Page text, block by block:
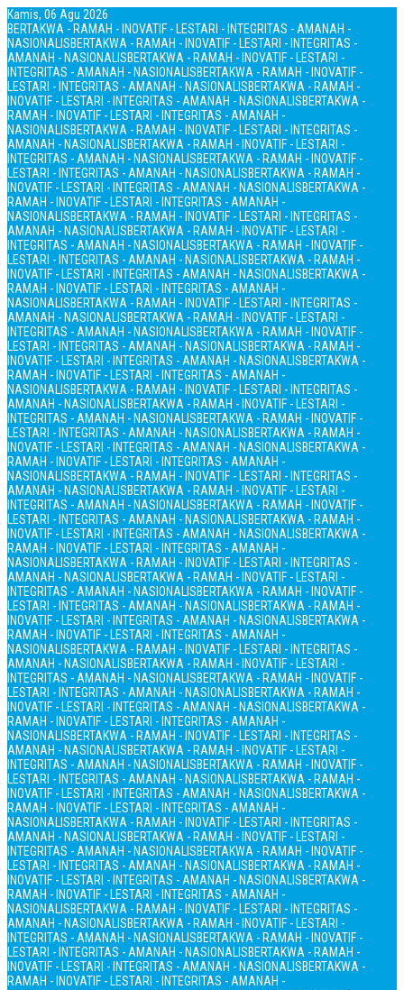
Kamis, 06 Agu 2026
BERTAKWA - RAMAH - INOVATIF - LESTARI - INTEGRITAS - AMANAH -
NASIONALISBERTAKWA - RAMAH - INOVATIF - LESTARI - INTEGRITAS -
AMANAH - NASIONALISBERTAKWA - RAMAH - INOVATIF - LESTARI -
INTEGRITAS - AMANAH - NASIONALISBERTAKWA - RAMAH - INOVATIF -
LESTARI - INTEGRITAS - AMANAH - NASIONALISBERTAKWA - RAMAH -
INOVATIF - LESTARI - INTEGRITAS - AMANAH - NASIONALISBERTAKWA -
RAMAH - INOVATIF - LESTARI - INTEGRITAS - AMANAH -
NASIONALISBERTAKWA - RAMAH - INOVATIF - LESTARI - INTEGRITAS -
AMANAH - NASIONALISBERTAKWA - RAMAH - INOVATIF - LESTARI -
INTEGRITAS - AMANAH - NASIONALISBERTAKWA - RAMAH - INOVATIF -
LESTARI - INTEGRITAS - AMANAH - NASIONALISBERTAKWA - RAMAH -
INOVATIF - LESTARI - INTEGRITAS - AMANAH - NASIONALISBERTAKWA -
RAMAH - INOVATIF - LESTARI - INTEGRITAS - AMANAH -
NASIONALISBERTAKWA - RAMAH - INOVATIF - LESTARI - INTEGRITAS -
AMANAH - NASIONALISBERTAKWA - RAMAH - INOVATIF - LESTARI -
INTEGRITAS - AMANAH - NASIONALISBERTAKWA - RAMAH - INOVATIF -
LESTARI - INTEGRITAS - AMANAH - NASIONALISBERTAKWA - RAMAH -
INOVATIF - LESTARI - INTEGRITAS - AMANAH - NASIONALISBERTAKWA -
RAMAH - INOVATIF - LESTARI - INTEGRITAS - AMANAH -
NASIONALISBERTAKWA - RAMAH - INOVATIF - LESTARI - INTEGRITAS -
AMANAH - NASIONALISBERTAKWA - RAMAH - INOVATIF - LESTARI -
INTEGRITAS - AMANAH - NASIONALISBERTAKWA - RAMAH - INOVATIF -
LESTARI - INTEGRITAS - AMANAH - NASIONALISBERTAKWA - RAMAH -
INOVATIF - LESTARI - INTEGRITAS - AMANAH - NASIONALISBERTAKWA -
RAMAH - INOVATIF - LESTARI - INTEGRITAS - AMANAH -
NASIONALISBERTAKWA - RAMAH - INOVATIF - LESTARI - INTEGRITAS -
AMANAH - NASIONALISBERTAKWA - RAMAH - INOVATIF - LESTARI -
INTEGRITAS - AMANAH - NASIONALISBERTAKWA - RAMAH - INOVATIF -
LESTARI - INTEGRITAS - AMANAH - NASIONALISBERTAKWA - RAMAH -
INOVATIF - LESTARI - INTEGRITAS - AMANAH - NASIONALISBERTAKWA -
RAMAH - INOVATIF - LESTARI - INTEGRITAS - AMANAH -
NASIONALISBERTAKWA - RAMAH - INOVATIF - LESTARI - INTEGRITAS -
AMANAH - NASIONALISBERTAKWA - RAMAH - INOVATIF - LESTARI -
INTEGRITAS - AMANAH - NASIONALISBERTAKWA - RAMAH - INOVATIF -
LESTARI - INTEGRITAS - AMANAH - NASIONALISBERTAKWA - RAMAH -
INOVATIF - LESTARI - INTEGRITAS - AMANAH - NASIONALISBERTAKWA -
RAMAH - INOVATIF - LESTARI - INTEGRITAS - AMANAH -
NASIONALISBERTAKWA - RAMAH - INOVATIF - LESTARI - INTEGRITAS -
AMANAH - NASIONALISBERTAKWA - RAMAH - INOVATIF - LESTARI -
INTEGRITAS - AMANAH - NASIONALISBERTAKWA - RAMAH - INOVATIF -
LESTARI - INTEGRITAS - AMANAH - NASIONALISBERTAKWA - RAMAH -
INOVATIF - LESTARI - INTEGRITAS - AMANAH - NASIONALISBERTAKWA -
RAMAH - INOVATIF - LESTARI - INTEGRITAS - AMANAH -
NASIONALISBERTAKWA - RAMAH - INOVATIF - LESTARI - INTEGRITAS -
AMANAH - NASIONALISBERTAKWA - RAMAH - INOVATIF - LESTARI -
INTEGRITAS - AMANAH - NASIONALISBERTAKWA - RAMAH - INOVATIF -
LESTARI - INTEGRITAS - AMANAH - NASIONALISBERTAKWA - RAMAH -
INOVATIF - LESTARI - INTEGRITAS - AMANAH - NASIONALISBERTAKWA -
RAMAH - INOVATIF - LESTARI - INTEGRITAS - AMANAH -
NASIONALISBERTAKWA - RAMAH - INOVATIF - LESTARI - INTEGRITAS -
AMANAH - NASIONALISBERTAKWA - RAMAH - INOVATIF - LESTARI -
INTEGRITAS - AMANAH - NASIONALISBERTAKWA - RAMAH - INOVATIF -
LESTARI - INTEGRITAS - AMANAH - NASIONALISBERTAKWA - RAMAH -
INOVATIF - LESTARI - INTEGRITAS - AMANAH - NASIONALISBERTAKWA -
RAMAH - INOVATIF - LESTARI - INTEGRITAS - AMANAH -
NASIONALISBERTAKWA - RAMAH - INOVATIF - LESTARI - INTEGRITAS -
AMANAH - NASIONALISBERTAKWA - RAMAH - INOVATIF - LESTARI -
INTEGRITAS - AMANAH - NASIONALISBERTAKWA - RAMAH - INOVATIF -
LESTARI - INTEGRITAS - AMANAH - NASIONALISBERTAKWA - RAMAH -
INOVATIF - LESTARI - INTEGRITAS - AMANAH - NASIONALISBERTAKWA -
RAMAH - INOVATIF - LESTARI - INTEGRITAS - AMANAH -
NASIONALISBERTAKWA - RAMAH - INOVATIF - LESTARI - INTEGRITAS -
AMANAH - NASIONALISBERTAKWA - RAMAH - INOVATIF - LESTARI -
INTEGRITAS - AMANAH - NASIONALISBERTAKWA - RAMAH - INOVATIF -
LESTARI - INTEGRITAS - AMANAH - NASIONALISBERTAKWA - RAMAH -
INOVATIF - LESTARI - INTEGRITAS - AMANAH - NASIONALISBERTAKWA -
RAMAH - INOVATIF - LESTARI - INTEGRITAS - AMANAH -